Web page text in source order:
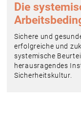
Die
Sichere und
erfolgreiche und
systemische
herausragendes
Sicherheitskultur.